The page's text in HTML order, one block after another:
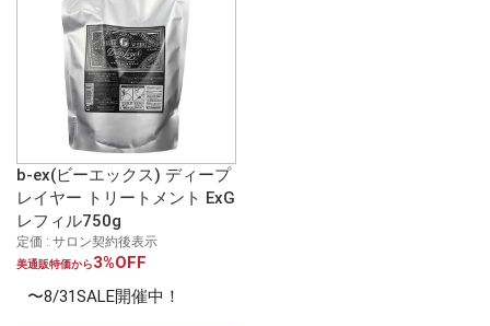
b-ex(ビーエックス) ディープ
レイヤー トリートメント ExG
レフィル750g
定価 : サロン契約後表示
美通販特価から3%OFF
〜8/31SALE開催中！